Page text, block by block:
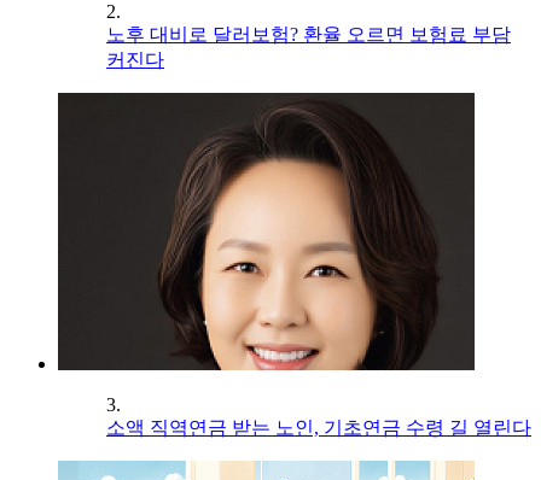
2.
노후 대비로 달러보험? 환율 오르면 보험료 부담
커진다
3.
소액 직역연금 받는 노인, 기초연금 수령 길 열린다